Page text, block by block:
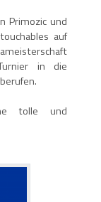
Primozic und
auf
in die
tolle und